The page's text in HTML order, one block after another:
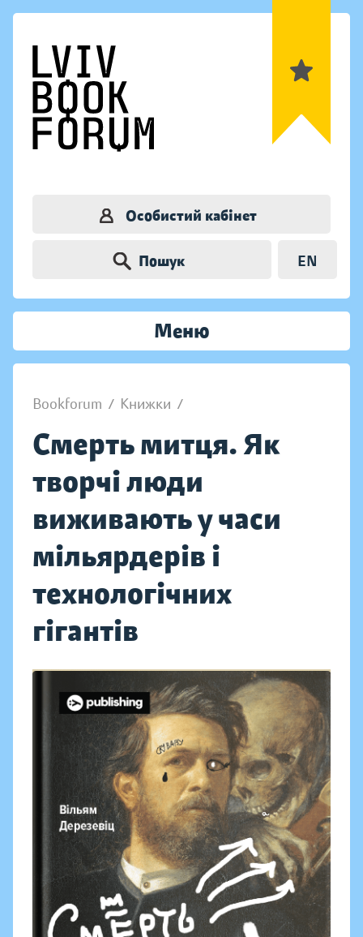
Особистий кабінет
Пошук EN
Меню
Bookforum / Книжки /
Смерть митця. Як
творчі люди
виживають у часи
мільярдерів і
технологічних
гігантів